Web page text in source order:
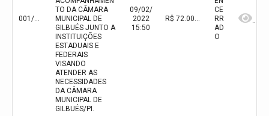
001/2022
TO DA CÂMARA
MUNICIPAL DE
GILBUÉS JUNTO A
INSTITUIÇÕES
ESTADUAIS E
FEDERAIS
VISANDO
ATENDER AS
NECESSIDADES
DA CÂMARA
MUNICIPAL DE
GILBUÉS/PI.
09/02/
2022
15:50
R$ 72.000,00(valor inicial)
CE
RR
AD
O